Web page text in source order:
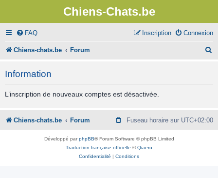
Chiens-Chats.be
FAQ Connexion
Inscription
Chiens-chats.be Forum
r
Information
L’inscription de nouveaux comptes est désactivée.
Chiens-chats.be Forum Fuseau horaire sur UTC+02:00
Développé parphpBB® Forum Software © phpBB Limited
Traduction française officielle ©Qiaeru
Confidentialité | Conditions